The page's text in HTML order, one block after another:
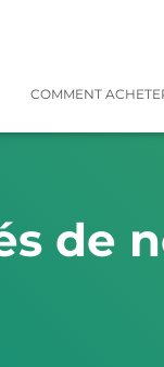
COMMENT
de